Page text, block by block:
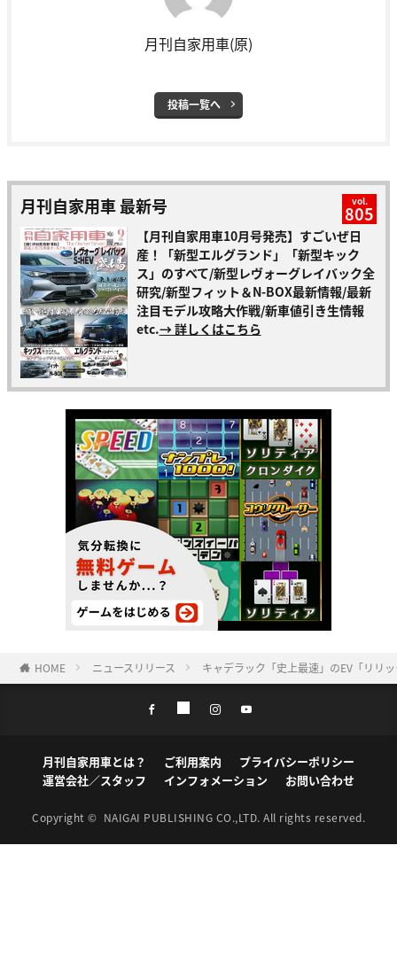
月刊自家用車(原)
投稿一覧へ
月刊自家用車 最新号 vol.
805
【月刊自家用車10月号発売】すごいぜ日
産！「新型エルグランド」「新型キック
ス」のすべて/新型レヴォーグレイバック全
研究/新型フィット＆N-BOX最新情報/最新
注目モデル攻略大作戦/新車値引き生情報
etc.→ 詳しくはこちら
HOME ニュースリリース キャデラック「史上最速」のEV「リリ
月刊自家用車とは？ ご利用案内
プライバシーポリシー
運営会社／スタッフ
インフォメーション お問い合わせ
Copyright © NAIGAI PUBLISHING CO.,LTD. All rights reserved.